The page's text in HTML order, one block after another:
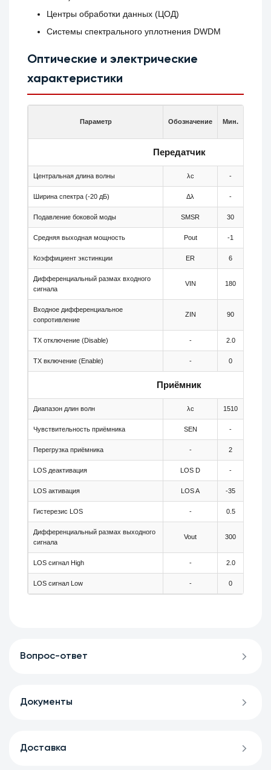
Центры обработки данных (ЦОД)
Системы спектрального уплотнения DWDM
Оптические и электрические
характеристики
Параметр Обозначение Мин.
Передатчик
Центральная длина волны λc -
Ширина спектра (-20 дБ) Δλ -
Подавление боковой моды SMSR 30
Средняя выходная мощность Pout -1
Коэффициент экстинкции ER 6
Дифференциальный размах входного
сигнала
VIN 180
Входное дифференциальное
сопротивление
ZIN 90
TX отключение (Disable) - 2.0
TX включение (Enable) - 0
Приёмник
Диапазон длин волн λc 1510
Чувствительность приёмника SEN -
Перегрузка приёмника - 2
LOS деактивация LOS D -
LOS активация LOS A -35
Гистерезис LOS - 0.5
Дифференциальный размах выходного
сигнала
Vout 300
LOS сигнал High - 2.0
LOS сигнал Low - 0
Вопрос-ответ
Документы
Доставка